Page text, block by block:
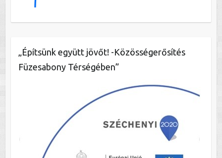
„Építsünk együtt jövőt! -Közösségerősítés
Füzesabony Térségében”